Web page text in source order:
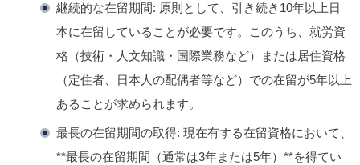
継続的な在留期間: 原則として、 引き続き10年以上日
本に在留していること が必要です。このうち、就労資
格（技術・人文知識・国際業務など）または居住資格
（定住者、日本人の配偶者等など）での在留が5年以上
あることが求められます。
最長の在留期間の取得: 現在有する在留資格において、
**最長の在留期間（通常は3年または5年）**を得てい